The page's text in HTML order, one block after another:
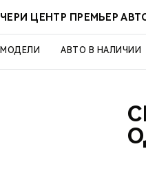
ЧЕРИ ЦЕНТР ПРЕМЬЕР
МОДЕЛИ АВТО В НАЛИЧИИ